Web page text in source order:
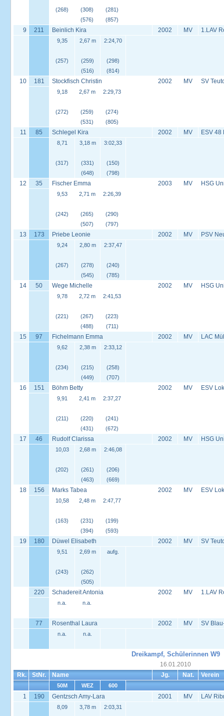
(268)
(308)
(576)
(281)
(857)
9 211 Beinlich Kira 2002 MV 1.LAV
9,35
(257)
2,67 m
(259)
(516)
2:24,70
(298)
(814)
10 181 Stockfisch Christin 2002 MV SV
9,18
(272)
2,67 m
(259)
(531)
2:29,73
(274)
(805)
11 85 Schlegel Kira 2002 MV ESV 48
8,71
(317)
3,18 m
(331)
(648)
3:02,33
(150)
(798)
12 35 Fischer Emma 2003 MV HSG
9,53
(242)
2,71 m
(265)
(507)
2:26,39
(290)
(797)
13 173 Priebe Leonie 2002 MV PSV
9,24
(267)
2,80 m
(278)
(545)
2:37,47
(240)
(785)
14 50 Wege Michelle 2002 MV HSG
9,78
(221)
2,72 m
(267)
(488)
2:41,53
(223)
(711)
15 97 Fichelmann Emma 2002 MV LAC
9,62
(234)
2,38 m
(215)
(449)
2:33,12
(258)
(707)
16 151 Böhm Betty 2002 MV ESV
9,91
(211)
2,41 m
(220)
(431)
2:37,27
(241)
(672)
17 46 Rudolf Clarissa 2002 MV HSG
10,03
(202)
2,68 m
(261)
(463)
2:46,08
(206)
(669)
18 156 Marks Tabea 2002 MV ESV
10,58
(163)
2,48 m
(231)
(394)
2:47,77
(199)
(593)
19 180 Düwel Elisabeth 2002 MV SV
9,51
(243)
2,69 m
(262)
(505)
aufg.
220 Schadereit Antonia 2002 MV 1.LAV
n.a. n.a.
77 Rosenthal Laura 2002 MV SV
n.a. n.a.
Dreikampf, Schülerinnen W9
16.01.2010
Rk.
StNr. Name Jg. Nat. Verein
50M WEZ 600
1 190 Gentzsch Amy-Lara 2001 MV LAV
8,09 3,78 m 2:03,31